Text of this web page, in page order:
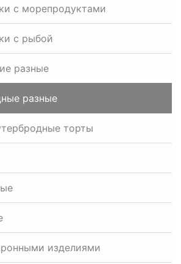
с морепродуктами
с рыбой
разные
разные
торты
изделиями